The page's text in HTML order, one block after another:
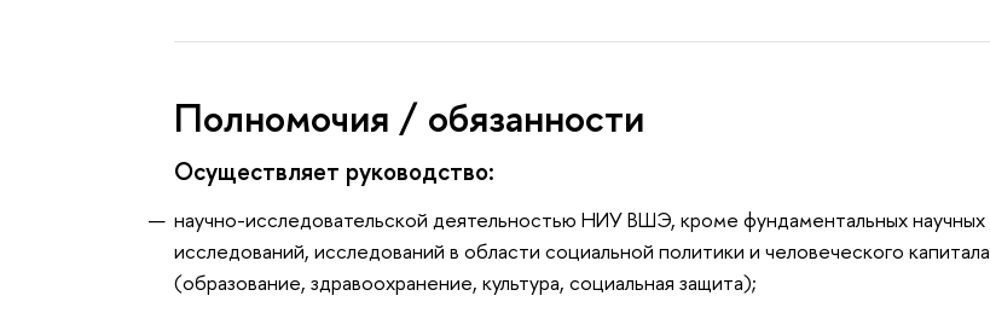
Полномочия / обязанности
Осуществляет руководство:
научно-исследовательской деятельностью НИУ ВШЭ, кроме фундаментальных научных
исследований, исследований в области социальной политики и человеческого капитала
(образование, здравоохранение, культура, социальная защита);